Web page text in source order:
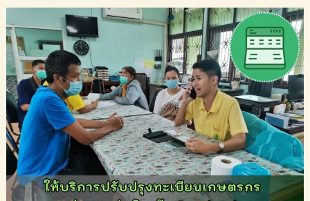
เคลื่อน
งาน
ด้าน
การเกษตร
ระดับ
อำเภอ
(SCD)
อำเภอ
บางพลี
3/68